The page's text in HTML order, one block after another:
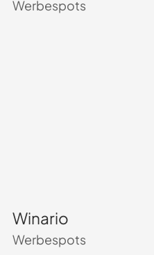
Werbespots
Winario
Werbespots